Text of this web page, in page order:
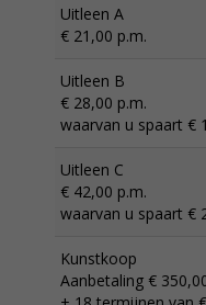
Uitleen A
€ 21,00 p.m.
Uitleen B
€ 28,00 p.m.
waarvan u spaart €
Uitleen C
€ 42,00 p.m.
waarvan u spaart €
Kunstkoop
Aanbetaling €